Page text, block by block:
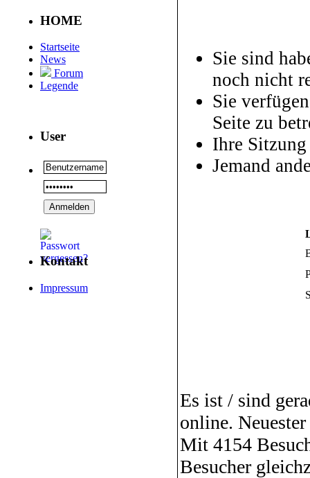
HOME
Startseite
News
Forum
Legende
User
Kontakt
Impressum
Sie sind
noch nicht
Sie
Seite zu
Ihre
Jemand
Es ist / sind
online.
Mit 4154
Besucher